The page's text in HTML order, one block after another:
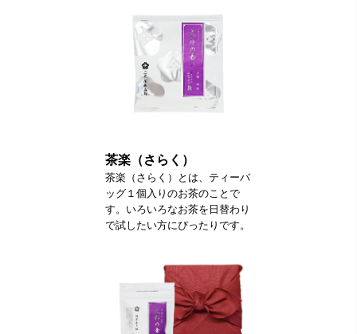
茶楽（さらく）
茶楽（さらく）とは、ティーバ
ッグ１個入りのお茶のことで
す。いろいろなお茶を日替わり
で試したい方にぴったりです。